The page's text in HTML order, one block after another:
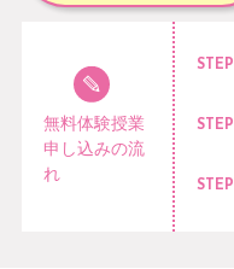
無料体験授業
申し込みの流
れ
STEP
STEP
STEP